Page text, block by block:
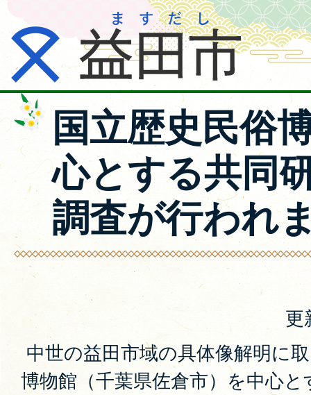
国立歴史民俗
心とする共同
調査が行われ
更
中世の益田市域の具体像解明に
博物館（千葉県佐倉市）を中心